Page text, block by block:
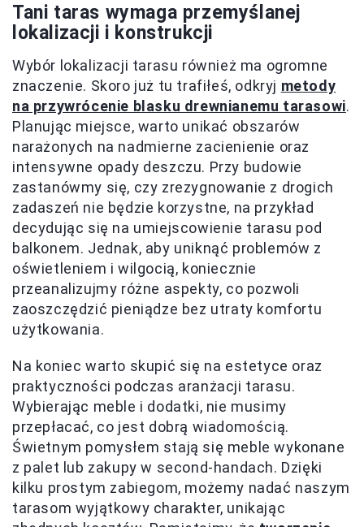
Tani taras wymaga przemyślanej
lokalizacji i konstrukcji
Wybór lokalizacji tarasu również ma ogromne
znaczenie. Skoro już tu trafiłeś, odkryj metody
na przywrócenie blasku drewnianemu tarasowi.
Planując miejsce, warto unikać obszarów
narażonych na nadmierne zacienienie oraz
intensywne opady deszczu. Przy budowie
zastanówmy się, czy zrezygnowanie z drogich
zadaszeń nie będzie korzystne, na przykład
decydując się na umiejscowienie tarasu pod
balkonem. Jednak, aby uniknąć problemów z
oświetleniem i wilgocią, koniecznie
przeanalizujmy różne aspekty, co pozwoli
zaoszczędzić pieniądze bez utraty komfortu
użytkowania.
Na koniec warto skupić się na estetyce oraz
praktyczności podczas aranżacji tarasu.
Wybierając meble i dodatki, nie musimy
przepłacać, co jest dobrą wiadomością.
Świetnym pomysłem stają się meble wykonane
z palet lub zakupy w second-handach. Dzięki
kilku prostym zabiegom, możemy nadać naszym
tarasom wyjątkowy charakter, unikając